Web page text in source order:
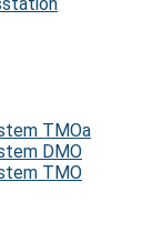
TMOa
DMO
TMO